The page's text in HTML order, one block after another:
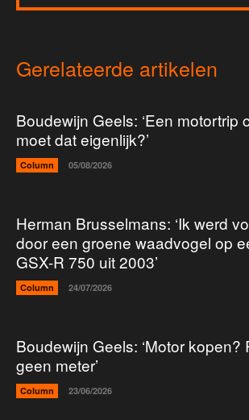
Gerelateerde artikelen
Boudewijn Geels: ‘Een motortrip
moet dat eigenlijk?’
Column 05/08/2026
Herman Brusselmans: ‘Ik werd
door een groene waadvogel op
GSX-R 750 uit 2003’
Column 24/07/2026
Boudewijn Geels: ‘Motor kopen?
geen meter’
Column 23/06/2026